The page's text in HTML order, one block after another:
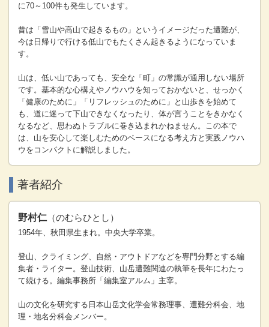
に70～100件も発生しています。
昔は「雪山や高山で起きるもの」というイメージだった遭難が、
今は日帰りで行ける低山でもたくさん起きるようになっていま
す。
山は、低い山であっても、安全な「町」の常識が通用しない場所
です。基本的な心構えやノウハウを知っておかないと、せっかく
「健康のために」「リフレッシュのために」と山歩きを始めて
も、道に迷って下山できなくなったり、体が言うことをきかなく
なるなど、思わぬトラブルに巻き込まれかねません。この本で
は、山を安心して楽しむためのベースになる考え方と実践ノウハ
ウをコンパクトに解説しました。
著者紹介
野村仁 （のむらひとし）
1954年、秋田県生まれ。中央大学卒業。
登山、クライミング、自然・アウトドアなどを専門分野とする編
集者・ライター。登山技術、山岳遭難関連の執筆を長年にわたっ
て続ける。編集事務所「編集室アルム」主宰。
山の文化を研究する日本山岳文化学会常務理事、遭難分科会、地
理・地名分科会メンバー。